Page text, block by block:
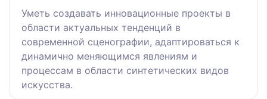
Уметь создавать инновационные проекты в
области актуальных тенденций в
современной сценографии, адаптироваться к
динамично меняющимся явлениям и
процессам в области синтетических видов
искусства.